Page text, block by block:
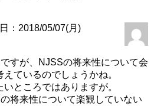
：2018/05/07(月)
すが、NJSSの将来性について会
ているのでしょうかね。
ところではありますが。
将来性について楽観していない